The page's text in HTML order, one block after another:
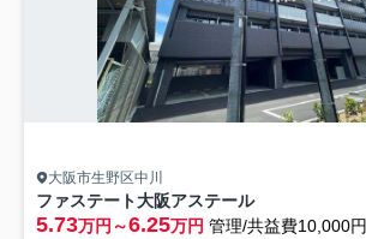
大阪市生野区中川
ファステート大阪アステール
5.73万円～6.25万円 管理/共益費10,000円